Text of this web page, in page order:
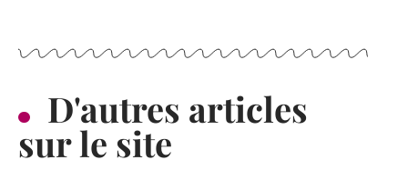
D'autres articles
sur le site